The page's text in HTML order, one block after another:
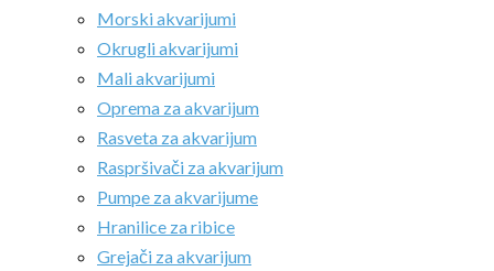
Morski akvarijumi
Okrugli akvarijumi
Mali akvarijumi
Oprema za akvarijum
Rasveta za akvarijum
Raspršivači za akvarijum
Pumpe za akvarijume
Hranilice za ribice
Grejači za akvarijum